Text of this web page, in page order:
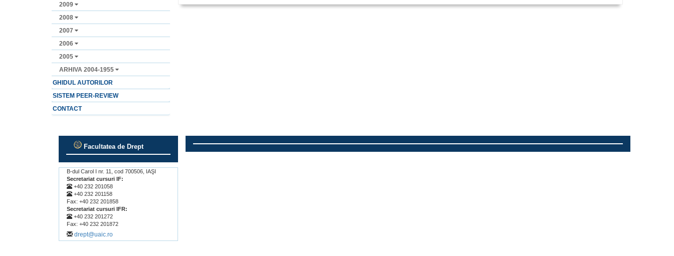
2009
2008
2007
2006
2005
ARHIVA 2004-1955
GHIDUL AUTORILOR
SISTEM PEER-REVIEW
CONTACT
Facultatea de Drept
B-dul Carol I nr. 11, cod 700506, IAŞI
Secretariat cursuri IF:
+40 232 201058
+40 232 201158
Fax: +40 232 201858
Secretariat cursuri IFR:
+40 232 201272
Fax: +40 232 201872
drept@uaic.ro